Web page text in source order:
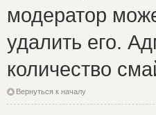
модератор
удалить его.
количество
Вернуться к началу